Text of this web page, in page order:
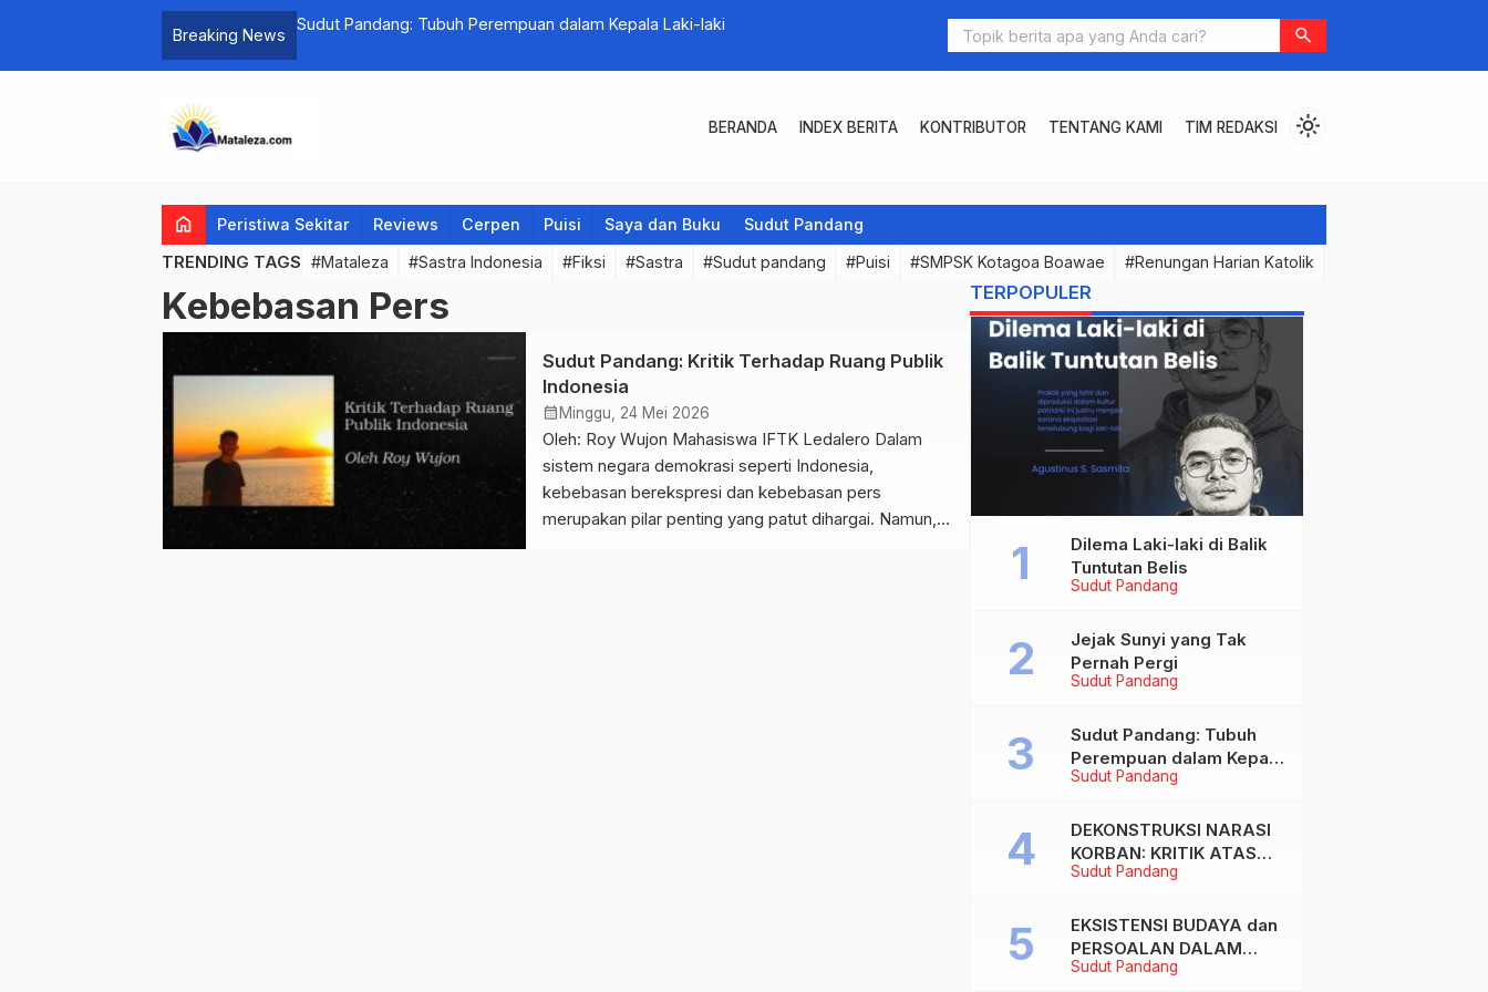
Breaking News
Sudut Pandang: Tubuh Perempuan dalam Kepala Laki-laki Mau Hidup Oleh Apa Kata Mereka (?) search
BERANDA INDEX BERITA KONTRIBUTOR TENTANG KAMI TIM REDAKSI light_mode
home Peristiwa Sekitar Reviews Cerpen Puisi Saya dan Buku Sudut Pandang
TRENDING TAGS #Mataleza #Sastra Indonesia #Fiksi #Sastra #Sudut pandang #Puisi #SMPSK Kotagoa Boawae #Renungan Harian Katolik
Kebebasan Pers
Sudut Pandang: Kritik Terhadap Ruang Publik
Indonesia
calendar_month Minggu, 24 Mei 2026
Oleh: Roy Wujon Mahasiswa IFTK Ledalero Dalam
sistem negara demokrasi seperti Indonesia,
kebebasan berekspresi dan kebebasan pers
merupakan pilar penting yang patut dihargai. Namun,
TERPOPULER
Sudut Pandang
Dilema Laki-laki di Balik
Tuntutan Belis
Sudut Pandang
Jejak Sunyi yang Tak
Pernah Pergi
Sudut Pandang
Sudut Pandang: Tubuh
Perempuan dalam Kepala
Laki-laki
Sudut Pandang
DEKONSTRUKSI NARASI
KORBAN: KRITIK ATAS
BIAS MASKULIN DAN
PEREMPUAN DALAM
ARTIKEL “DILEMA LAKI-
LAKI DI BALIK TUNTUTAN
Sudut Pandang
EKSISTENSI BUDAYA dan
PERSOALAN DALAM
DUNIA KONTEMPORER